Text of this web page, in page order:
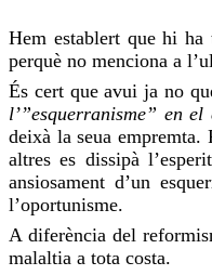
Hem establert que hi ha
perquè no menciona a
És cert que avui ja no
l’”esquerranisme” en el
deixà la seua empremta.
altres es dissipà
ansiosament d’un
l’oportunisme.
A diferència del
malaltia a tota costa.